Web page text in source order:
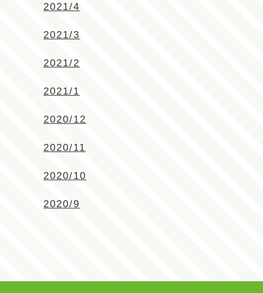
2021/4
2021/3
2021/2
2021/1
2020/12
2020/11
2020/10
2020/9